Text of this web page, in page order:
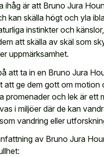
ihåg är att Bruno Jura
kan skälla högt och yla
instinkter och
att skälla av skäl som
uppmärksamhet.
att ta in en Bruno Jura
att ge dem gott om motion
promenader och lek är ett
i miljöer där de kan
vandring eller
av Bruno Jura